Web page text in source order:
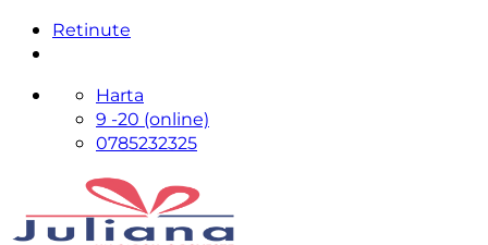
Retinute
Harta
9 -20 (online)
0785232325